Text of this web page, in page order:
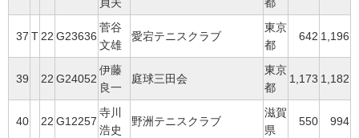
37 T 22 G23636
菅谷
文雄
愛宕テニスクラブ
東京
都
642 1,196
39 22 G24052
伊藤
良一
庭球三田会
東京
都
1,173 1,182
40 22 G12257
寺川
浩史
野洲テニスクラブ
滋賀
県
550 994